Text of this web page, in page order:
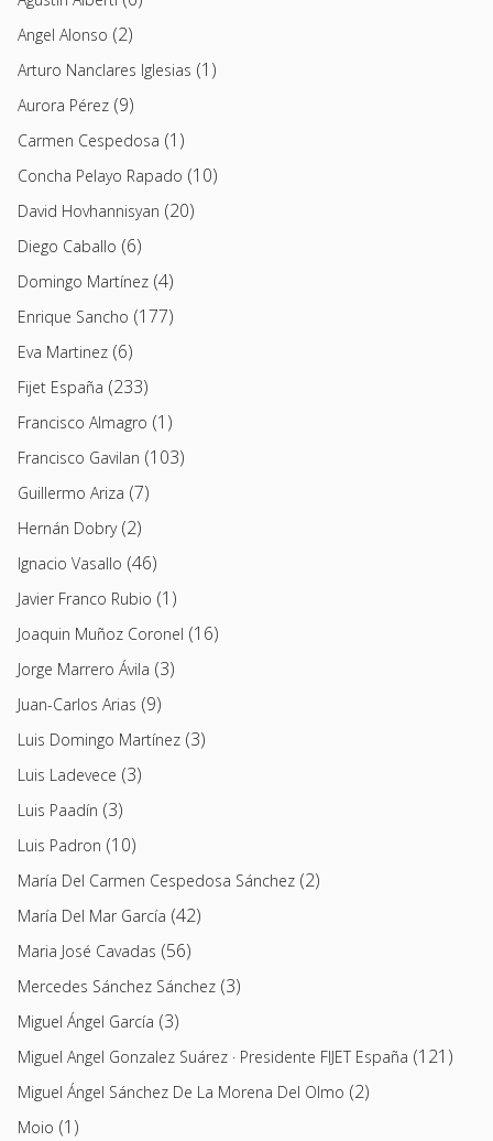
Angel Alonso (2)
Arturo Nanclares Iglesias (1)
Aurora Pérez (9)
Carmen Cespedosa (1)
Concha Pelayo Rapado (10)
David Hovhannisyan (20)
Diego Caballo (6)
Domingo Martínez (4)
Enrique Sancho (177)
Eva Martinez (6)
Fijet España (233)
Francisco Almagro (1)
Francisco Gavilan (103)
Guillermo Ariza (7)
Hernán Dobry(2)
Ignacio Vasallo (46)
Javier Franco Rubio (1)
Joaquin Muñoz Coronel (16)
Jorge Marrero Ávila (3)
Juan-Carlos Arias (9)
Luis Domingo Martínez (3)
Luis Ladevece (3)
Luis Paadín (3)
Luis Padron (10)
María Del Carmen Cespedosa Sánchez (2)
María Del Mar García (42)
Maria José Cavadas (56)
Mercedes Sánchez Sánchez (3)
Miguel Ángel García (3)
Miguel Angel Gonzalez Suárez · Presidente FIJET España (121)
Miguel Ángel Sánchez De La Morena Del Olmo (2)
Moio (1)